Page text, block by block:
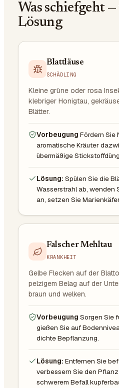
Was schiefgeht
Lösung
Blattläuse
SCHÄDLING
Kleine grüne oder rosa
klebriger Honigtau,
Blätter.
Vorbeugung Fördern Sie
aromatische Kräuter
übermäßige
Lösung: Spülen Sie die
Wasserstrahl ab, wenden
an, setzen Sie
Falscher Mehltau
KRANKHEIT
Gelbe Flecken auf der
pelzigem Belag auf der
braun und welken.
Vorbeugung Sorgen Sie
gießen Sie auf
dichte Bepflanzung.
Lösung: Entfernen Sie
verbessern Sie den
schwerem Befall